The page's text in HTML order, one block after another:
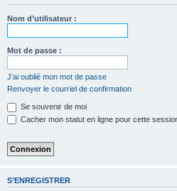
Nom d’utilisateur :
Mot de passe :
J’ai oublié mon mot de passe
Renvoyer le courriel de confirmation
Se souvenir de moi
Cacher mon statut en ligne pour cette
S’ENREGISTRER